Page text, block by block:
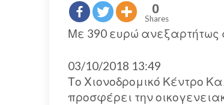
0
Shares
Με 390 ευρώ ανεξαρτήτως
03/10/2018 13:49
Το Χιονοδρομικό Κέντρο
προσφέρει την